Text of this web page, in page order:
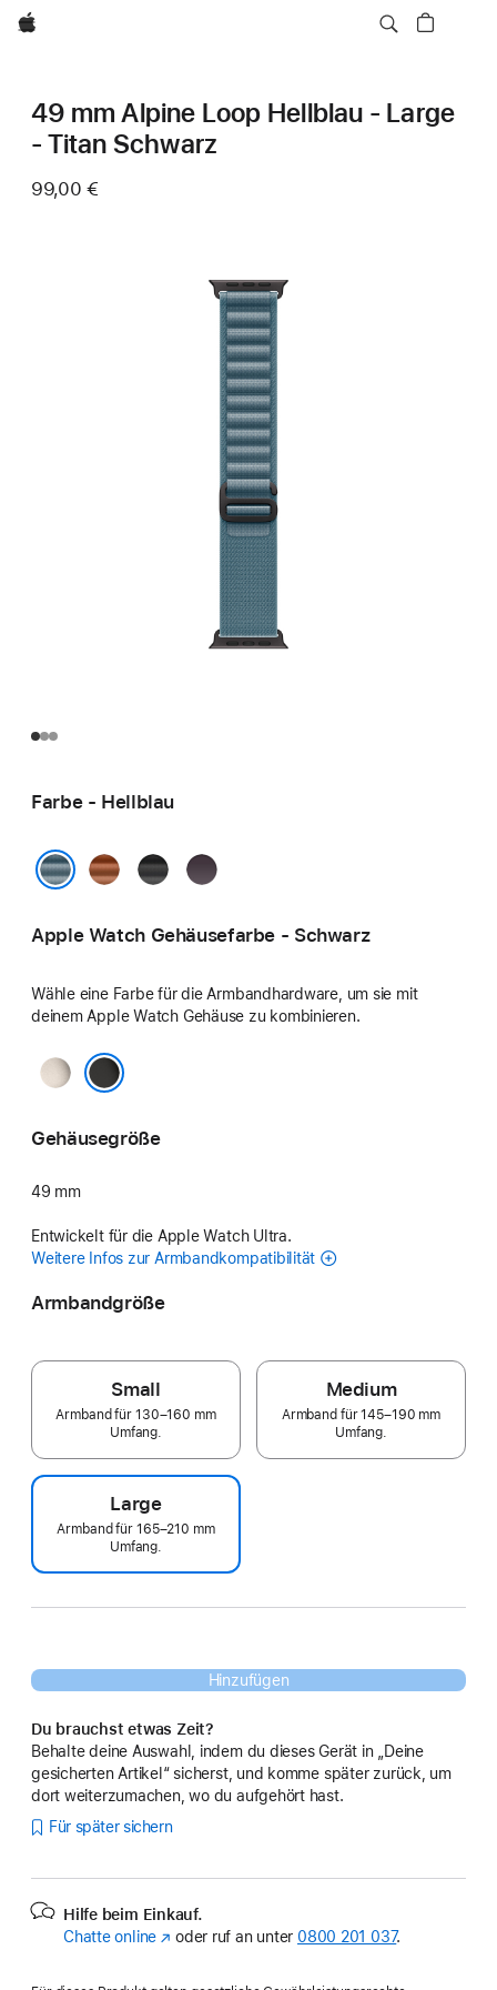
Apple
49 mm Alpine Loop Hellblau - Large
- Titan Schwarz
99,00 €
Farbe - Hellblau
TerracottaSchwarzIndigo
Apple Watch Gehäusefarbe - Schwarz
Wähle eine Farbe für die Armbandhardware, um sie mit
deinem Apple Watch Gehäuse zu kombinieren.
Natur
Gehäusegröße
49 mm
Entwickelt für die Apple Watch Ultra.
Weitere Infos zur Armbandkompatibilität
Armbandgröße
Small
Armband für 130–160 mm
Umfang.
Medium
Armband für 145–190 mm
Umfang.
Large
Armband für 165–210 mm
Umfang.
Hinzufügen
Du brauchst etwas Zeit?
Behalte deine Auswahl, indem du dieses Gerät in „Deine
gesicherten Artikel“ sicherst, und komme später zurück, um
dort weiterzumachen, wo du aufgehört hast.
Für später sichern
Hilfe beim Einkauf.
Chatte online (Öffnet
oder ruf an unter 0800 201 037.